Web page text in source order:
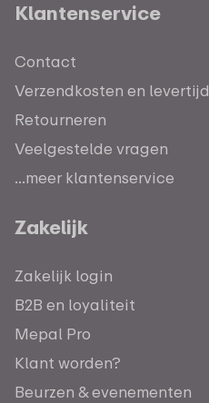
Klantenservice
Contact
Verzendkosten en levertijd
Retourneren
Veelgestelde vragen
...meer klantenservice
Zakelijk
Zakelijk login
B2B en loyaliteit
Mepal Pro
Klant worden?
Beurzen & evenementen